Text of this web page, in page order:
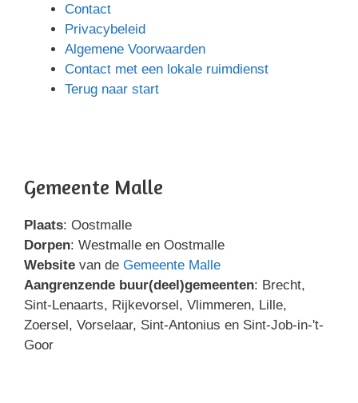
Contact
Privacybeleid
Algemene Voorwaarden
Contact met een lokale ruimdienst
Terug naar start
Gemeente Malle
Plaats: Oostmalle
Dorpen: Westmalle en Oostmalle
Website van de Gemeente Malle
Aangrenzende buur(deel)gemeenten: Brecht,
Sint-Lenaarts, Rijkevorsel, Vlimmeren, Lille,
Zoersel, Vorselaar, Sint-Antonius en Sint-Job-in-'t-
Goor